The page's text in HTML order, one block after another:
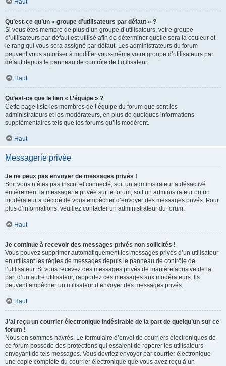
Haut
Qu’est-ce qu’un « groupe d’utilisateurs par défaut » ?
Si vous êtes membre de plus d’un groupe d’utilisateurs, votre groupe
d’utilisateurs par défaut est utilisé afin de déterminer quelle sera la couleur et
le rang qui vous sera assigné par défaut. Les administrateurs du forum
peuvent vous autoriser à modifier vous-même votre groupe d’utilisateurs par
défaut depuis le panneau de contrôle de l’utilisateur.
Haut
Qu’est-ce que le lien « L’équipe » ?
Cette page liste les membres de l’équipe du forum que sont les
administrateurs et les modérateurs, en plus de quelques informations
supplémentaires tels que les forums qu’ils modèrent.
Haut
Messagerie privée
Je ne peux pas envoyer de messages privés !
Soit vous n’êtes pas inscrit et connecté, soit un administrateur a désactivé
entièrement la messagerie privée sur le forum, soit un administrateur ou un
modérateur a décidé de vous empêcher d’envoyer des messages privés. Pour
plus d’informations, veuillez contacter un administrateur du forum.
Haut
Je continue à recevoir des messages privés non sollicités !
Vous pouvez supprimer automatiquement les messages privés d’un utilisateur
en utilisant les règles de messages depuis le panneau de contrôle de
l’utilisateur. Si vous recevez des messages privés de manière abusive de la
part d’un autre utilisateur, rapportez ces messages aux modérateurs. Ils
peuvent empêcher un utilisateur d’envoyer des messages privés.
Haut
J’ai reçu un courrier électronique indésirable de la part de quelqu’un sur ce
forum !
Nous en sommes navrés. Le formulaire d’envoi de courriers électroniques de
ce forum possède des protections qui essaient de repérer les utilisateurs
envoyant de tels messages. Vous devriez envoyer par courrier électronique
une copie complète du courrier électronique que vous avez reçu à un